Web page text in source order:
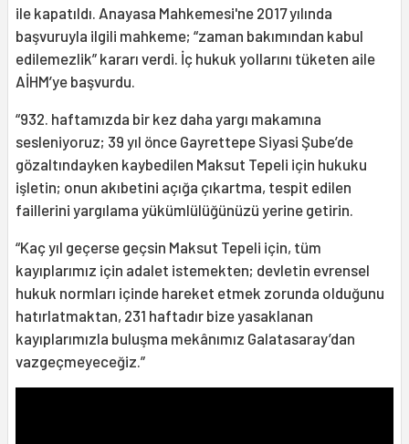
ile kapatıldı. Anayasa Mahkemesi'ne 2017 yılında
başvuruyla ilgili mahkeme; “zaman bakımından kabul
edilemezlik” kararı verdi. İç hukuk yollarını tüketen aile
AİHM’ye başvurdu.
“932. haftamızda bir kez daha yargı makamına
sesleniyoruz; 39 yıl önce Gayrettepe Siyasi Şube’de
gözaltındayken kaybedilen Maksut Tepeli için hukuku
işletin; onun akıbetini açığa çıkartma, tespit edilen
faillerini yargılama yükümlülüğünüzü yerine getirin.
“Kaç yıl geçerse geçsin Maksut Tepeli için, tüm
kayıplarımız için adalet istemekten; devletin evrensel
hukuk normları içinde hareket etmek zorunda olduğunu
hatırlatmaktan, 231 haftadır bize yasaklanan
kayıplarımızla buluşma mekânımız Galatasaray’dan
vazgeçmeyeceğiz.”